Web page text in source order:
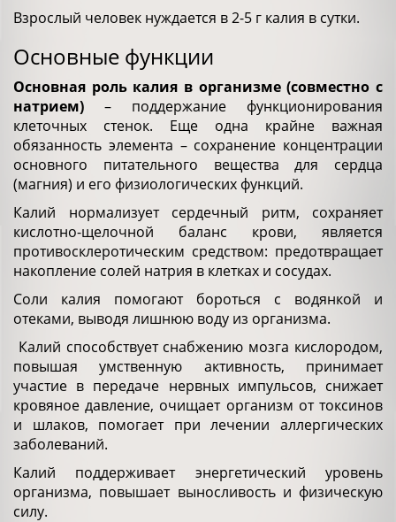
Взрослый человек нуждается в 2-5 г калия в сутки.
Основные функции
Основная роль калия в организме (совместно с
натрием) – поддержание функционирования
клеточных стенок. Еще одна крайне важная
обязанность элемента – сохранение концентрации
основного питательного вещества для сердца
(магния) и его физиологических функций.
Калий нормализует сердечный ритм, сохраняет
кислотно-щелочной баланс крови, является
противосклеротическим средством: предотвращает
накопление солей натрия в клетках и сосудах.
Соли калия помогают бороться с водянкой и
отеками, выводя лишнюю воду из организма.
Калий способствует снабжению мозга кислородом,
повышая умственную активность, принимает
участие в передаче нервных импульсов, снижает
кровяное давление, очищает организм от токсинов
и шлаков, помогает при лечении аллергических
заболеваний.
Калий поддерживает энергетический уровень
организма, повышает выносливость и физическую
силу.